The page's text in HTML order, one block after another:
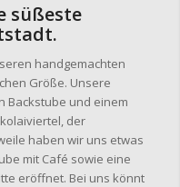
süßeste
handgemachten
Größe. Unsere
Backstube und einem
der
haben wir uns etwas
mit Café sowie eine
eröffnet. Bei uns könnt